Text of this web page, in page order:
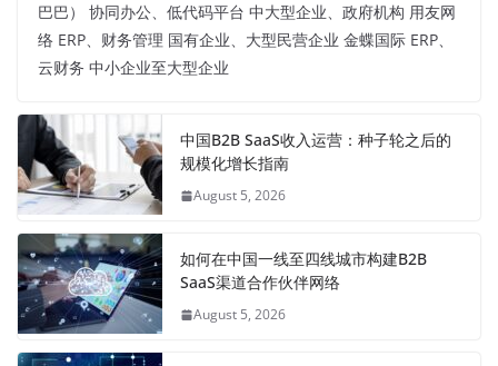
巴巴） 协同办公、低代码平台 中大型企业、政府机构 用友网
络 ERP、财务管理 国有企业、大型民营企业 金蝶国际 ERP、
云财务 中小企业至大型企业
中国B2B SaaS收入运营：种子轮之后的
规模化增长指南
August 5, 2026
如何在中国一线至四线城市构建B2B
SaaS渠道合作伙伴网络
August 5, 2026